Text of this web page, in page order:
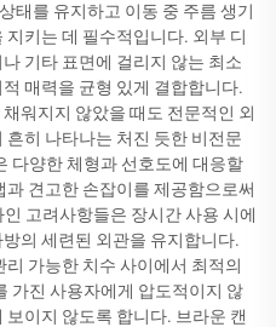
태를 유지하고 이동 중 주름 생기
키는 데 필수적입니다. 외부 디
기타 표면에 걸리지 않는 최소
매력을 균형 있게 결합합니다.
워지지 않았을 때도 전문적인 외
히 나타나는 처진 듯한 비전문
다양한 체형과 선호도에 대응할
견고한 손잡이를 제공함으로써
고려사항들은 장시간 사용 시에
의 세련된 외관을 유지합니다.
가능한 치수 사이에서 최적의
가진 사용자에게 압도적이지 않
이지 않도록 합니다. 브라운 캔